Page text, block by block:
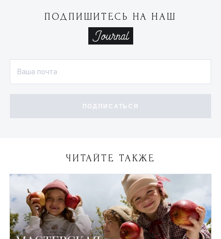
ПОДПИШИТЕСЬ НА НАШ
ПОДПИСАТЬСЯ
ЧИТАЙТЕ ТАКЖЕ